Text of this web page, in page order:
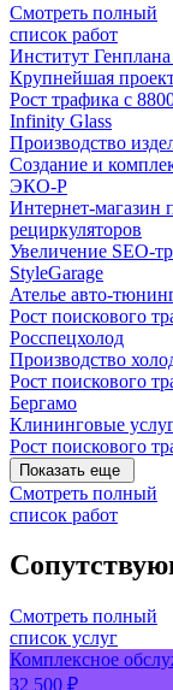
Смотреть полный
список работ
Институт
Крупнейшая
Рост трафика с
Infinity Glass
Производство
Создание и
ЭКО-Р
Интернет-магазин
рециркуляторов
Увеличение SEO-
StyleGarage
Ателье авто-
Рост поискового
Росспецхолод
Производство
Рост поискового
Бергамо
Клининговые
Рост поискового
Показать еще
Смотреть полный
список работ
Смотреть полный
список услуг
Комплексное
32 500 ₽